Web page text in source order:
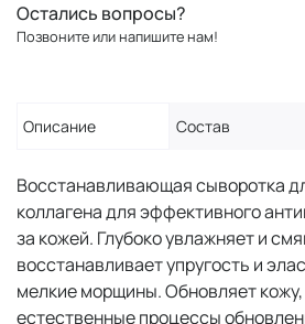
Остались вопросы?
Позвоните или напишите нам!
Описание Состав
Восстанавливающая сыворотка
коллагена для эффективного
за кожей. Глубоко увлажняет и
восстанавливает упругость и
мелкие морщины. Обновляет
естественные процеcсы